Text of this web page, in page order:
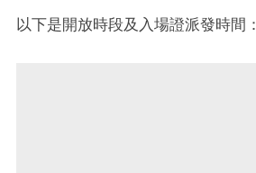
以下是開放時段及入場證派發時間：